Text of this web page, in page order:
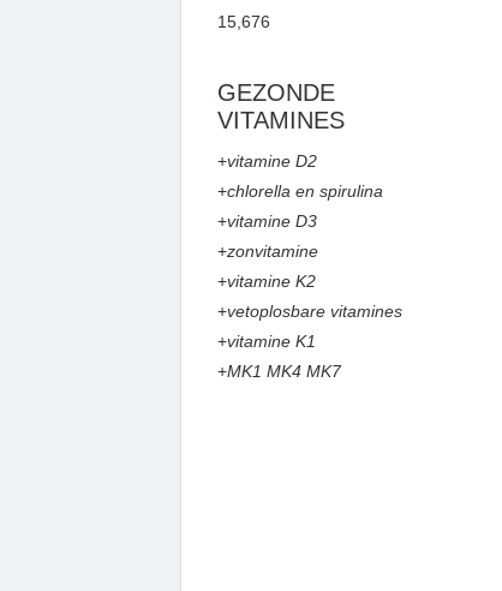
15,676
GEZONDE
VITAMINES
+vitamine D2
+chlorella en spirulina
+vitamine D3
+zonvitamine
+vitamine K2
+vetoplosbare vitamines
+vitamine K1
+MK1 MK4 MK7